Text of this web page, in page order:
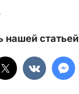
нашей статьей